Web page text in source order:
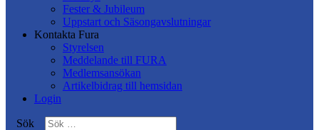
Fester & Jubileum
Uppstart och Säsongavslutningar
Kontakta Fura
Styrelsen
Meddelande till FURA
Medlemsansökan
Artikelbidrag till hemsidan
Login
Sök